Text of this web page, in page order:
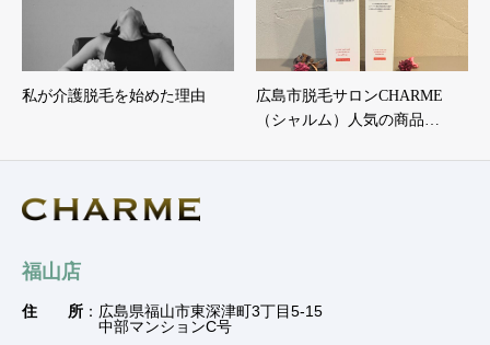
私が介護脱毛を始めた理由
広島市脱毛サロンCHARME
（シャルム）人気の商品…
福山店
住 所 ：広島県福山市東深津町3丁目5-15
中部マンションC号